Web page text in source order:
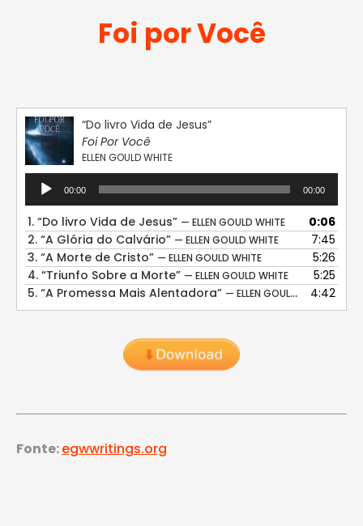
Foi por Você
“Do livro Vida de Jesus”
Foi Por Você
ELLEN GOULD WHITE
Tocador
áudio
00:00 00:00
1. “Do livro Vida de Jesus” — ELLEN GOULD WHITE
0:06
2. “A Glória do Calvário” — ELLEN GOULD WHITE
7:45
3. “A Morte de Cristo” — ELLEN GOULD WHITE
5:26
4. “Triunfo Sobre a Morte” — ELLEN GOULD WHITE
5:25
5. “A Promessa Mais Alentadora” — ELLEN GOULD WHITE 4:42
Fonte:egwwritings.org